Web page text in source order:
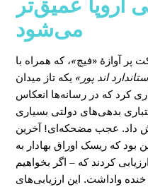
اروپا عمیق‌تر
می‌شود
پر آوازۀ «فیچ»، که همراه با
اند پور» یکه‌ تاز میدان
کرد که در رسانه‌ها انعکاس
بدهی‌های دولتی بسیاری
داد. عجب مضحکه‌ای! آخرین
بود که ریسک‌ اوراق بهادار به
کردند که – اگر بخواهیم
خنده واداشت. این ارزیابی‌های